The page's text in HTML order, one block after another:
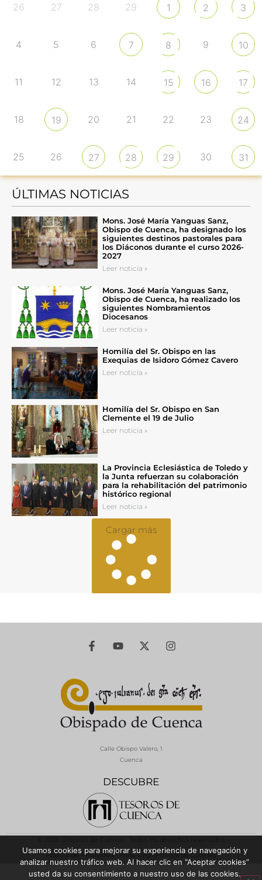
26 27 28 29 1 2 3
4 5 6 7 8 9 10
11 12 13 14 15 16 17
18 19 20 21 22 23 24
25 26 27 28 29 30 31
ÚLTIMAS NOTICIAS
Mons. José María Yanguas Sanz,
Obispo de Cuenca, ha designado los
siguientes destinos pastorales para
los Diáconos durante el curso 2026-
2027
Leer noticia »
Mons. José María Yanguas Sanz,
Obispo de Cuenca, ha realizado los
siguientes Nombramientos
Diocesanos
Leer noticia »
Homilía del Sr. Obispo en las
Exequias de Isidoro Gómez Cavero
Leer noticia »
Homilía del Sr. Obispo en San
Clemente el 19 de Julio
Leer noticia »
La Provincia Eclesiástica de Toledo y
la Junta refuerzan su colaboración
para la rehabilitación del patrimonio
histórico regional
Leer noticia »
Cargar más
DESCUBRE
Calle Obispo Valero, 1
Cuenca
Política de Privacidad / Aviso LegalPolítica de Cookies
Usamos cookies para mejorar su experiencia de navegación y
analizar nuestro tráfico web. Al hacer clic en “Aceptar cookies”
usted da su consentimiento a nuestro uso de las cookies.